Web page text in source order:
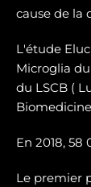
cause de la
L'étude
Microglia
du LSCB (
En 2018,
Le premier